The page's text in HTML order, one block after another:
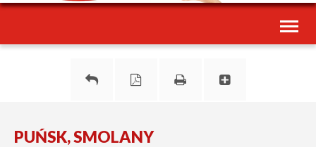
PUŃSK, SMOLANY